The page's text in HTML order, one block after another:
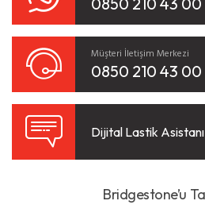
Müşteri İletişim Merkezi
0850 210 43 00
Dijital Lastik Asistanı
Bridgestone’u